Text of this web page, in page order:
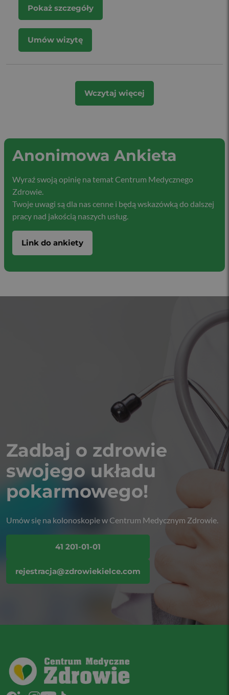
Pokaż szczegóły
Umów wizytę
Wczytaj więcej
Anonimowa Ankieta
Wyraź swoją opinię na temat Centrum Medycznego
Zdrowie.
Twoje uwagi są dla nas cenne i będą wskazówką do dalszej
pracy nad jakością naszych usług.
Link do ankiety
Zadbaj o zdrowie
swojego układu
pokarmowego!
Umów się na kolonoskopie w Centrum Medycznym Zdrowie.
41 201-01-01
rejestracja@zdrowiekielce.com